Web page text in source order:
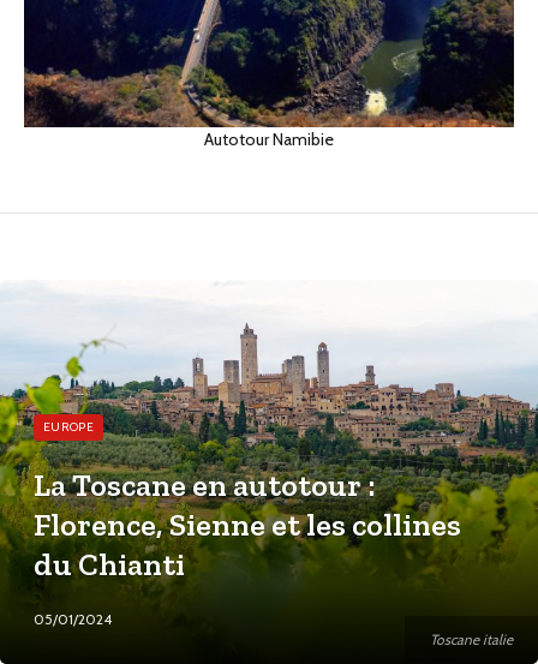
Autotour Namibie
Toscane italie
EUROPE
La Toscane en autotour :
Florence, Sienne et les collines
du Chianti
05/01/2024